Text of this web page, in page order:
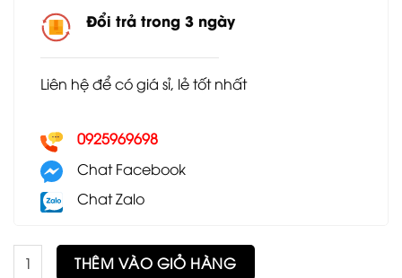
Đổi trả trong 3 ngày
Liên hệ để có giá sỉ, lẻ tốt nhất
0925969698
Chat Facebook
Chat Zalo
Ghế Rattan mặt mây số lượng
THÊM VÀO GIỎ HÀNG